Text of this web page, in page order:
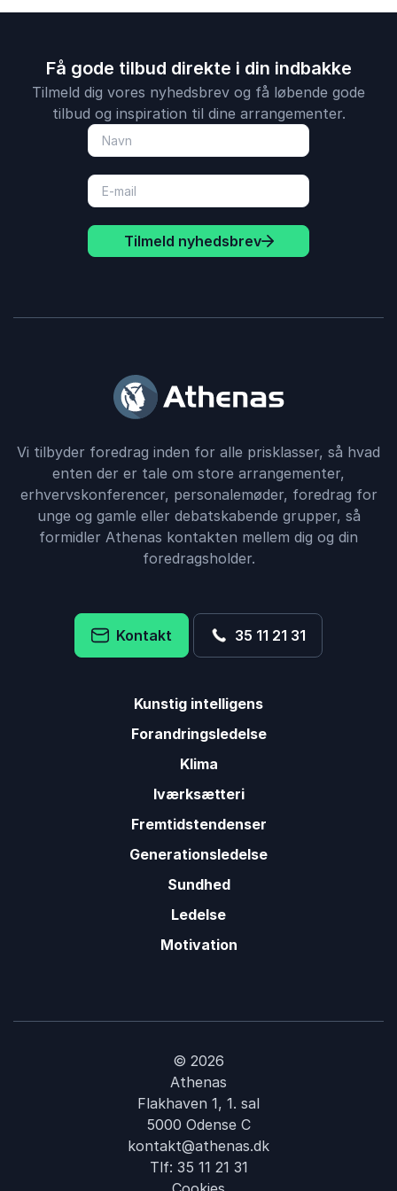
Få gode tilbud direkte i din indbakke
Tilmeld dig vores nyhedsbrev og få løbende gode
tilbud og inspiration til dine arrangementer.
Tilmeld nyhedsbrev
Vi tilbyder foredrag inden for alle prisklasser, så hvad
enten der er tale om store arrangementer,
erhvervskonferencer, personalemøder, foredrag for
unge og gamle eller debatskabende grupper, så
formidler Athenas kontakten mellem dig og din
foredragsholder.
Kontakt 35 11 21 31
Kunstig intelligens
Forandringsledelse
Klima
Iværksætteri
Fremtidstendenser
Generationsledelse
Sundhed
Ledelse
Motivation
© 2026
Athenas
Flakhaven 1, 1. sal
5000 Odense C
kontakt@athenas.dk
Tlf: 35 11 21 31